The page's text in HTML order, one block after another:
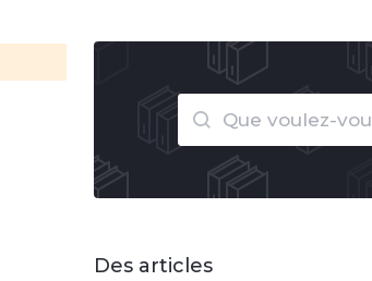
Des articles